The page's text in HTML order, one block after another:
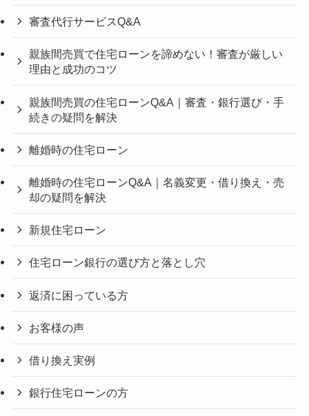
審査代行サービスQ&A
親族間売買で住宅ローンを諦めない！審査が厳しい
理由と成功のコツ
親族間売買の住宅ローンQ&A｜審査・銀行選び・手
続きの疑問を解決
離婚時の住宅ローン
離婚時の住宅ローンQ&A｜名義変更・借り換え・売
却の疑問を解決
新規住宅ローン
住宅ローン銀行の選び方と落とし穴
返済に困っている方
お客様の声
借り換え実例
銀行住宅ローンの方